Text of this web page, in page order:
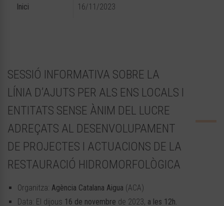
Inici 16/11/2023
SESSIÓ INFORMATIVA SOBRE LA
LÍNIA D’AJUTS PER ALS ENS LOCALS I
ENTITATS SENSE ÀNIM DEL LUCRE
ADREÇATS AL DESENVOLUPAMENT
DE PROJECTES I ACTUACIONS DE LA
RESTAURACIÓ HIDROMORFOLÒGICA
Organitza: Agència Catalana Aigua (ACA)
Data: El dijous 16 de novembre de 2023, a les 12h.